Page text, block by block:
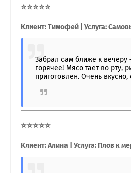
⭐⭐⭐⭐⭐
Клиент: Тимофей | Услуга:
Забрал сам ближе к
горячее! Мясо тает во рту,
приготовлен. Очень вкусно,
⭐⭐⭐⭐⭐
Клиент: Алина | Услуга: Плов к